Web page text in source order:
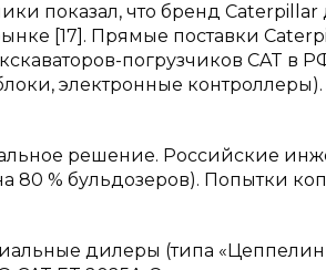
показал, что бренд Caterpillar
[17]. Прямые поставки
погрузчиков CAT в
электронные
решение. Российские
80 % бульдозеров). Попытки
дилеры (типа «Цеппелин